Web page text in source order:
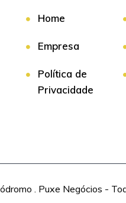
Home
Empresa
Política de
Privacidade
. Puxe Negócios -